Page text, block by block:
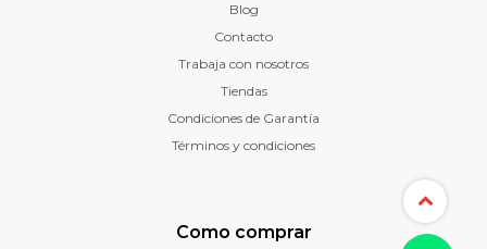
Blog
Contacto
Trabaja con nosotros
Tiendas
Condiciones de Garantía
Términos y condiciones
Como comprar